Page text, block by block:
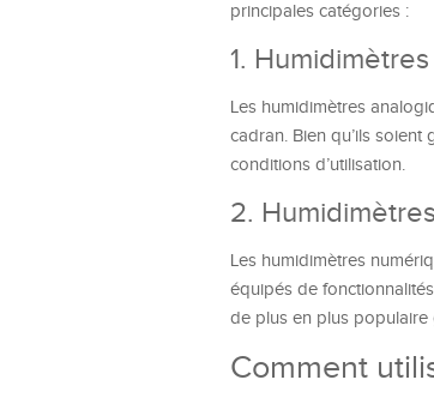
principales catégories :
1.
Les humidimètres
cadran. Bien qu’ils
conditions d’utilisation.
2.
Les humidimètres
équipés de
de plus en plus populaire
Comment